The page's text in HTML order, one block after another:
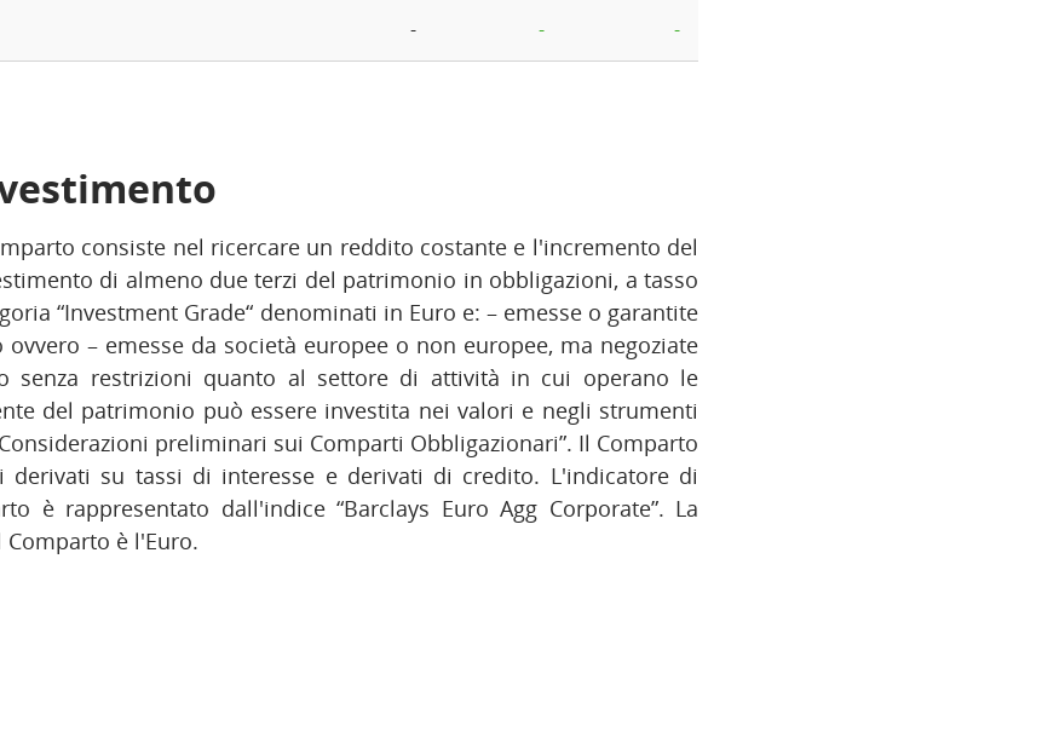
- - -
consiste nel ricercare un reddito costante e l'incremento del
di almeno due terzi del patrimonio in obbligazioni, a tasso
“Investment Grade“ denominati in Euro e: – emesse o garantite
ovvero – emesse da società europee o non europee, ma negoziate
senza restrizioni quanto al settore di attività in cui operano le
del patrimonio può essere investita nei valori e negli strumenti
preliminari sui Comparti Obbligazionari”. Il Comparto
derivati su tassi di interesse e derivati di credito. L'indicatore di
è rappresentato dall'indice “Barclays Euro Agg Corporate”. La
è l'Euro.